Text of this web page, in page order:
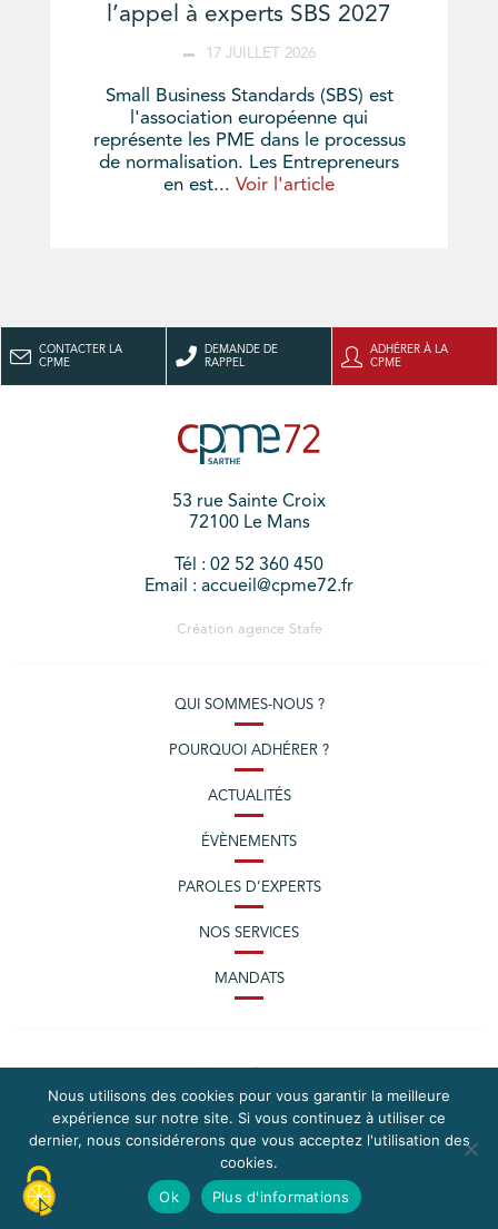
l’appel à experts SBS 2027
17 JUILLET 2026
Small Business Standards (SBS) est
l'association européenne qui
représente les PME dans le processus
de normalisation. Les Entrepreneurs
en est... Voir l'article
CONTACTER LA
CPME
DEMANDE DE
RAPPEL
ADHÉRER À LA
CPME
53 rue Sainte Croix
72100 Le Mans
Tél : 02 52 360 450
Email : accueil@cpme72.fr
Création agence Stafe
QUI SOMMES-NOUS ?
POURQUOI ADHÉRER ?
ACTUALITÉS
ÉVÈNEMENTS
PAROLES D’EXPERTS
NOS SERVICES
MANDATS
PLAN DU SITE
MENTIONS LÉGALES
CONTACTEZ LA CPME
Nous utilisons des cookies pour vous garantir la meilleure
expérience sur notre site. Si vous continuez à utiliser ce
dernier, nous considérerons que vous acceptez l'utilisation des
cookies.
Ok
Plus d'informations